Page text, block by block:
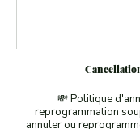
💸 Politique
reprogrammation
annuler ou